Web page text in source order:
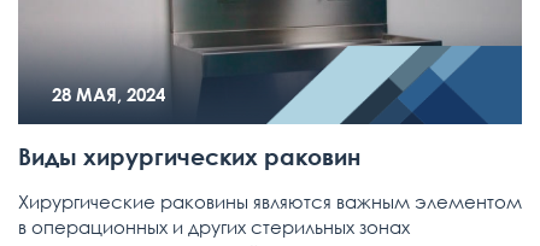
28 МАЯ, 2024
Виды хирургических раковин
Хирургические раковины являются важным элементом
в операционных и других стерильных зонах